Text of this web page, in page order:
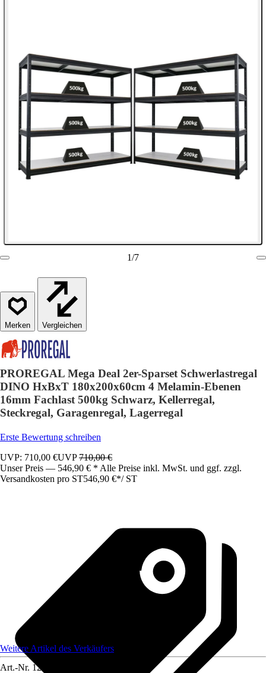
1/7
Vergleichen
PROREGAL Mega Deal 2er-Sparset Schwerlastregal
DINO HxBxT 180x200x60cm 4 Melamin-Ebenen
16mm Fachlast 500kg Schwarz, Kellerregal,
Steckregal, Garagenregal, Lagerregal
Erste Bewertung schreiben
UVP: 710,00 €UVP710,00 €
Unser Preis — 546,90 € * Alle Preise inkl. MwSt. und ggf. zzgl.
Versandkosten pro ST546,90 €*/ ST
Weitere Artikel des Verkäufers
Art.-Nr. 12591783